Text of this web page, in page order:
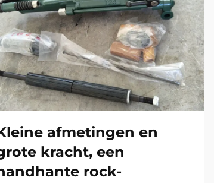
afmetingen en
kracht, een
rock-